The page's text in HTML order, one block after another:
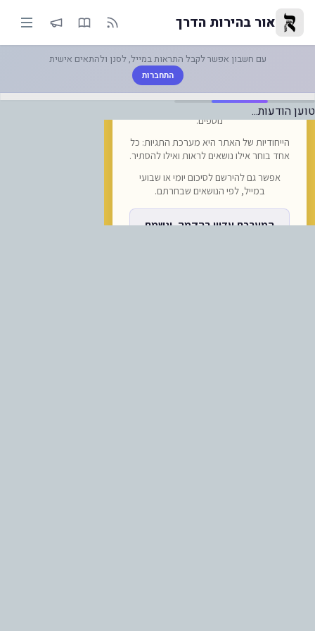
|-17 טון גניזה הוטמנו באזור העיר אומן-| |-מדובר בכמויות ש... | אור בהירות הדרך אור בהירות הדרך
עם חשבון אפשר לקבל התראות במייל, לסנן ולהתאים אישית
התחברות
טוען הודעות...